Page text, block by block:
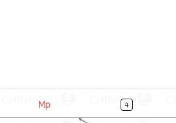
Mp 4